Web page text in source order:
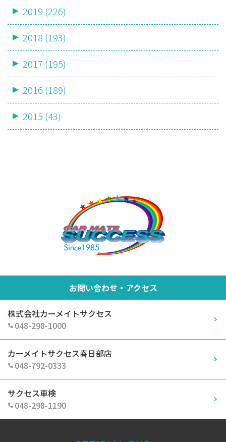
2019 (226)
2018 (193)
2017 (195)
2016 (189)
2015 (43)
お問い合わせ・アクセス
株式会社カーメイトサクセス
048-298-1000
カーメイトサクセス春日部店
048-792-0333
サクセス車検
048-298-1190